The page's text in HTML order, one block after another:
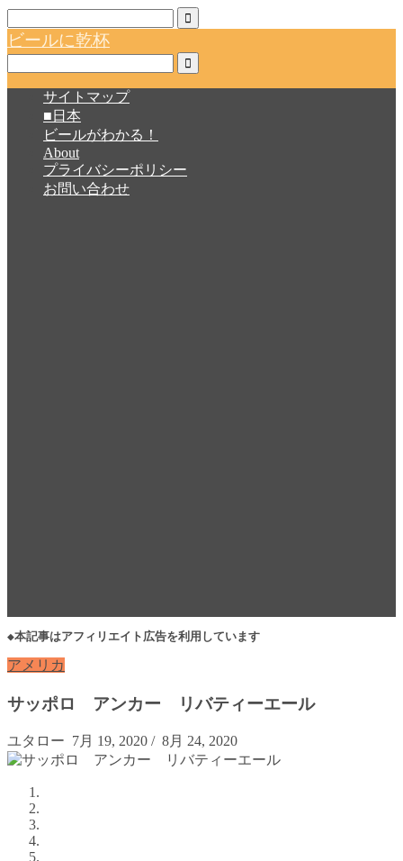
ビールに乾杯
サイトマップ
■日本
ビールがわかる！
About
プライバシーポリシー
お問い合わせ
◆本記事はアフィリエイト広告を利用しています
アメリカ
サッポロ アンカー リバティーエール
ユタロー 7月 19, 2020 / 8月 24, 2020